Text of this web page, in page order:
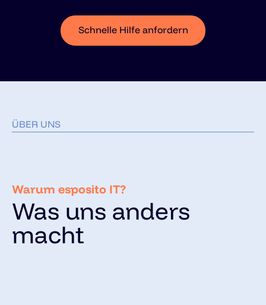
Schnelle Hilfe anfordern
ÜBER UNS
Warum esposito IT?
Was uns anders
macht